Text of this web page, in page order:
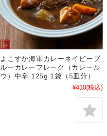
よこすか海軍カレーネイビーブ
ルーカレーフレーク（カレール
ウ）中辛 125g 1袋（5皿分）
¥410(税込)